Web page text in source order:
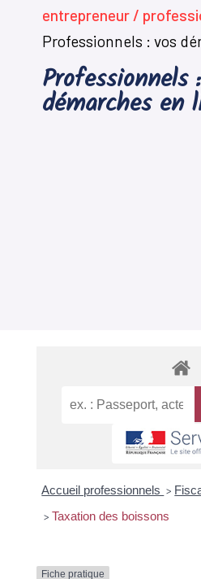
entrepreneur /
Professionnels : vos
Professionnels
démarches en
Accueil professionnels >
> Taxation des boissons
Fiche pratique